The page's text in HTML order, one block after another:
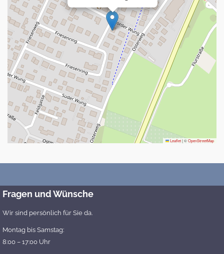
Leaflet|©OpenStreetMap
Fragen und Wünsche
Wir sind persönlich für Sie da.
Montag bis Samstag:
8:00 – 17:00 Uhr